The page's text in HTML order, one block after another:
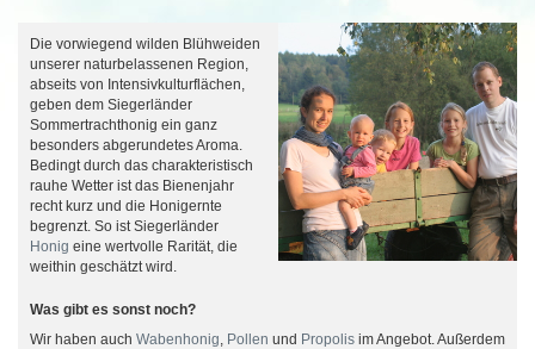
Die vorwiegend wilden Blühweiden
unserer naturbelassenen Region,
abseits von Intensivkulturflächen,
geben dem Siegerländer
Sommertrachthonig ein ganz
besonders abgerundetes Aroma.
Bedingt durch das charakteristisch
rauhe Wetter ist das Bienenjahr
recht kurz und die Honigernte
begrenzt. So ist Siegerländer
Honig eine wertvolle Rarität, die
weithin geschätzt wird.
Was gibt es sonst noch?
Wir haben auch Wabenhonig, Pollen und Propolis im Angebot. Außerdem